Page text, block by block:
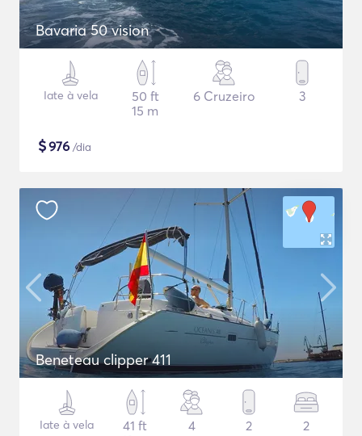
Bavaria 50 vision
Iate à vela
50 ft
15 m
6 Cruzeiro 3
$976 /dia
Beneteau clipper 411
Iate à vela
41 ft
4 2 2